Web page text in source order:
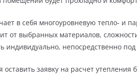
в себя многоуровневую тепло- и
от выбранных материалов,
индивидуально, непосредственно
заявку на расчет